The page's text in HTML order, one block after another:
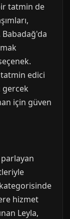
tatmin de
Babadağ'da
edici
gercek
için güven
kategorisinde
hizmet
Leyla,